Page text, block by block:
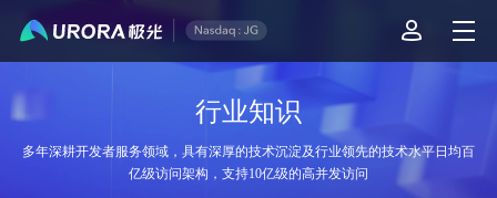
行业知识
多年深耕开发者服务领域，具有深厚的技术沉淀及行业领先的技术水平日均百
亿级访问架构，支持10亿级的高并发访问